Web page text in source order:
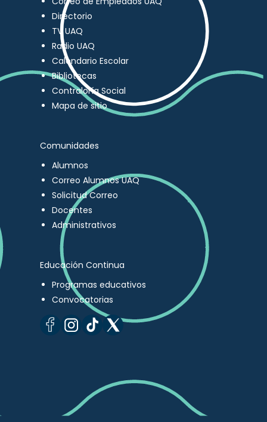
Directorio
TV UAQ
Radio UAQ
Calendario Escolar
Bibliotecas
Contraloría Social
Mapa de sitio
Comunidades
Alumnos
Correo Alumnos UAQ
Solicitud Correo
Docentes
Administrativos
Educación Continua
Programas educativos
Convocatorias